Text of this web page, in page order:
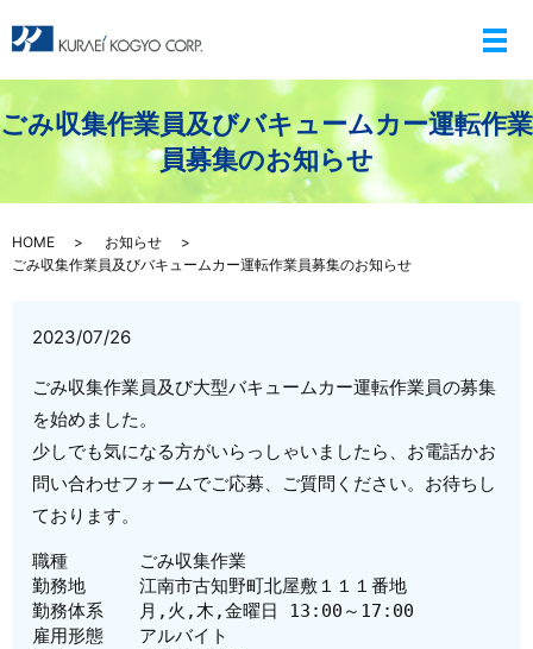
メ
ごみ収集作業員及びバキュームカー運転作業
員募集のお知らせ
HOME
お知らせ
ごみ収集作業員及びバキュームカー運転作業員募集のお知らせ
2023/07/26
ごみ収集作業員及び大型バキュームカー運転作業員の募集
を始めました。
少しでも気になる方がいらっしゃいましたら、お電話かお
問い合わせフォームでご応募、ご質問ください。お待ちし
ております。
職種　　　　ごみ収集作業
勤務地　　　江南市古知野町北屋敷１１１番地
勤務体系　　月,火,木,金曜日 13:00～17:00
雇用形態　　アルバイト